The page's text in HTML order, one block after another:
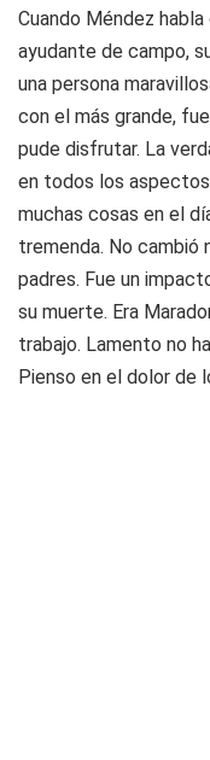
Cuando Méndez
ayudante de campo,
una persona
con el más grande,
pude disfrutar. La
en todos los
muchas cosas en el
tremenda. No cambió
padres. Fue un
su muerte. Era
trabajo. Lamento no
Pienso en el dolor de